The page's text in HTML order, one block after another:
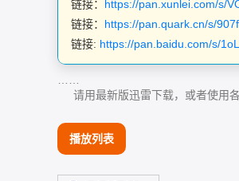
链接： https://pan.xunlei.com/s/
链接： https://pan.quark.cn/s/
链接: https://pan.baidu.com/s/
……
请用最新版迅雷下载，或者使用
播放列表